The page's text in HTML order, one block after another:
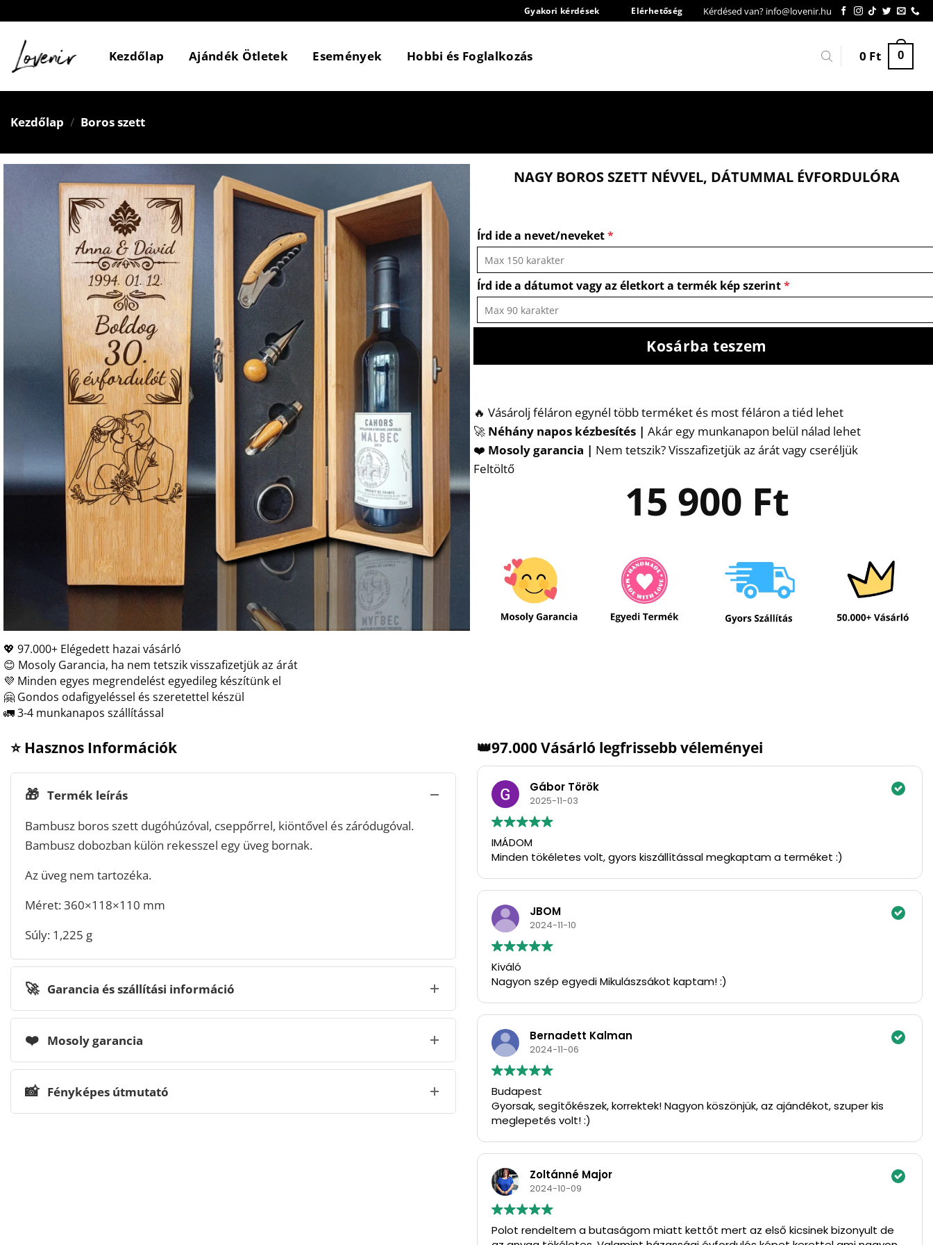
content
Gyakori kérdések Elérhetőség Kérdésed van? info@lovenir.hu
Kezdőlap Ajándék Ötletek Események Hobbi és Foglalkozás 0 Ft 0
Kezdőlap / Boros szett
💖 97.000+ Elégedett hazai vásárló
😊 Mosoly Garancia, ha nem tetszik visszafizetjük az árát
💜 Minden egyes megrendelést egyedileg készítünk el
🤗 Gondos odafigyeléssel és szeretettel készül
🚛 3-4 munkanapos szállítással
NAGY BOROS SZETT NÉVVEL, DÁTUMMAL ÉVFORDULÓRA
Írd ide a nevet/neveket*
Írd ide a dátumot vagy az életkort a termék kép szerint*
Kosárba teszem
🔥 Vásárolj féláron egynél több terméket és most féláron a tiéd lehet
🚀 Néhány napos kézbesítés | Akár egy munkanapon belül nálad lehet
❤️ Mosoly garancia | Nem tetszik? Visszafizetjük az árát vagy cseréljük
Feltöltő
15 900 Ft
⭐ Hasznos Információk
🎁 Termék leírás
Bambusz boros szett dugóhúzóval, cseppőrrel, kiöntővel és záródugóval.
Bambusz dobozban külön rekesszel egy üveg bornak.
Az üveg nem tartozéka.
Méret: 360×118×110 mm
Súly: 1,225 g
🚀 Garancia és szállítási információ
❤️ Mosoly garancia
📸 Fényképes útmutató
👑97.000 Vásárló legfrissebb véleményei
Gábor Török
2025-11-03
IMÁDOM
Minden tökéletes volt, gyors kiszállítással megkaptam a terméket :)
JBOM
2024-11-10
Kiváló
Nagyon szép egyedi Mikulászsákot kaptam! :)
Bernadett Kalman
2024-11-06
Budapest
Gyorsak, segítőkészek, korrektek! Nagyon köszönjük, az ajándékot, szuper kis
meglepetés volt! :)
Zoltánné Major
2024-10-09
Polot rendeltem a butaságom miatt kettőt mert az első kicsinek bizonyult de